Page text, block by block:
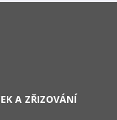
A ZŘIZOVÁNÍ